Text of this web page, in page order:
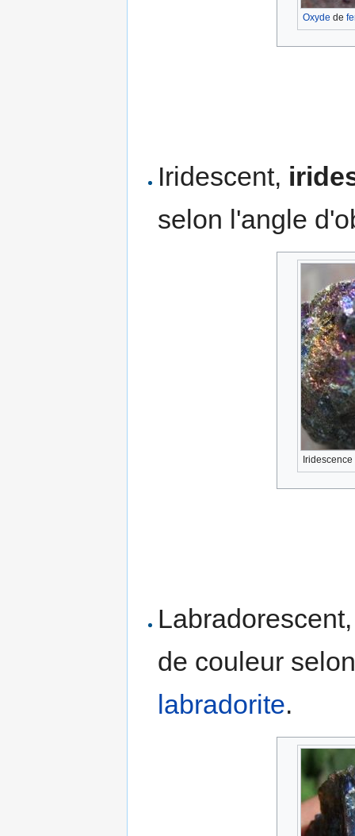
Oxyde de
Iridescent,
selon l'angle
de couleur
labradorite.